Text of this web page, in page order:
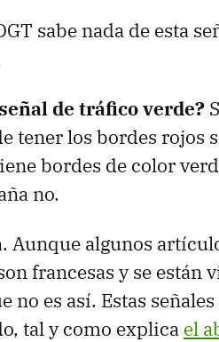
sabe nada de esta
de tráfico verde?
tener los bordes rojos
bordes de color
no.
. Aunque algunos
francesas y se
no es así. Estas
tal y como explica el